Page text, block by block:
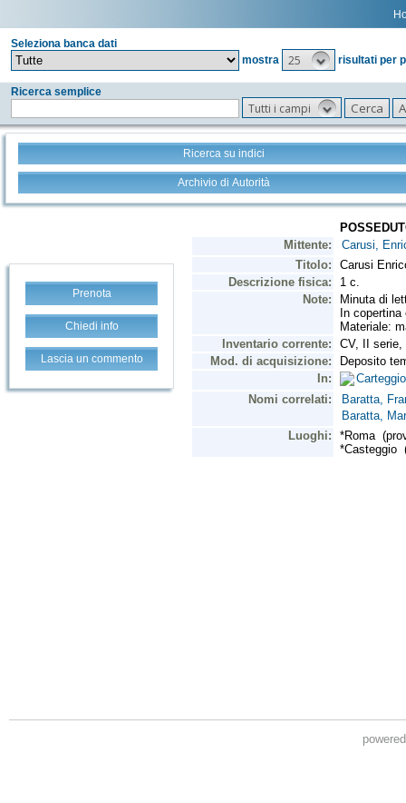
Seleziona banca dati
mostra
25 risultati per
Ricerca semplice
Tutti i campi
Ricerca su indici
Archivio di Autorità
Prenota
Chiedi info
Lascia un commento